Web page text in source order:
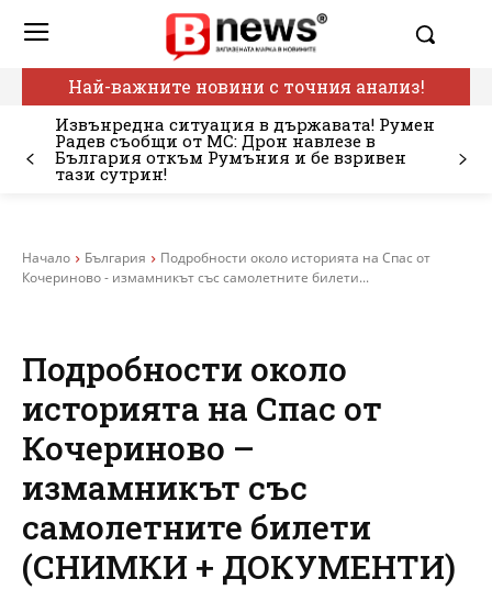
Най-важните новини с точния анализ!
Извънредна ситуация в държавата! Румен
Радев съобщи от МС: Дрон навлезе в
България откъм Румъния и бе взривен
тази сутрин!
Начало България
Подробности около историята на Спас от
Кочериново - измамникът със самолетните билети...
Подробности около
историята на Спас от
Кочериново –
измамникът със
самолетните билети
(СНИМКИ + ДОКУМЕНТИ)